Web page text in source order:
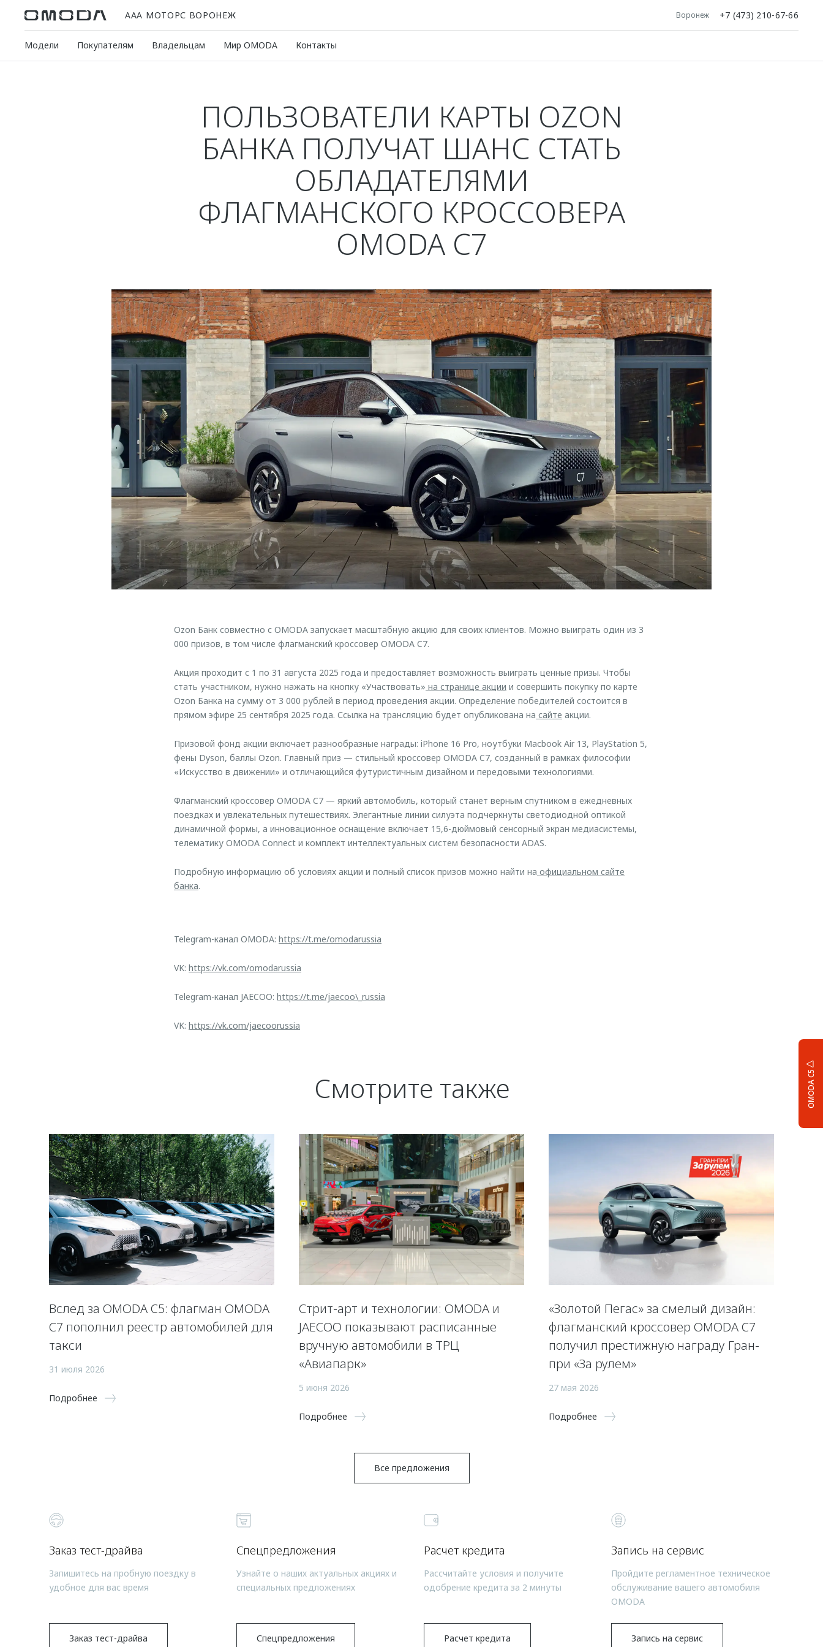
ААА МОТОРС ВОРОНЕЖ Воронеж +7 (473) 210-67-66
Модели Покупателям Владельцам Мир OMODA Контакты
OMODA C5
ПОЛЬЗОВАТЕЛИ КАРТЫ OZON
БАНКА ПОЛУЧАТ ШАНС СТАТЬ
ОБЛАДАТЕЛЯМИ
ФЛАГМАНСКОГО КРОССОВЕРА
OMODA C7
Ozon Банк совместно с OMODA запускает масштабную акцию для своих клиентов. Можно выиграть один из 3
000 призов, в том числе флагманский кроссовер OMODA C7.
Акция проходит с 1 по 31 августа 2025 года и предоставляет возможность выиграть ценные призы. Чтобы
стать участником, нужно нажать на кнопку «Участвовать» на странице акции и совершить покупку по карте
Ozon Банка на сумму от 3 000 рублей в период проведения акции. Определение победителей состоится в
прямом эфире 25 сентября 2025 года. Ссылка на трансляцию будет опубликована на сайте акции.
Призовой фонд акции включает разнообразные награды: iPhone 16 Pro, ноутбуки Macbook Air 13, PlayStation 5,
фены Dyson, баллы Ozon. Главный приз — стильный кроссовер OMODA C7, созданный в рамках философии
«Искусство в движении» и отличающийся футуристичным дизайном и передовыми технологиями.
Флагманский кроссовер OMODA C7 — яркий автомобиль, который станет верным спутником в ежедневных
поездках и увлекательных путешествиях. Элегантные линии силуэта подчеркнуты светодиодной оптикой
динамичной формы, а инновационное оснащение включает 15,6-дюймовый сенсорный экран медиасистемы,
телематику OMODA Connect и комплект интеллектуальных систем безопасности ADAS.
Подробную информацию об условиях акции и полный список призов можно найти на официальном сайте
банка.
Telegram-канал OMODA: https://t.me/omodarussia
VK: https://vk.com/omodarussia
Telegram-канал JAECOO: https://t.me/jaecoo\_russia
VK: https://vk.com/jaecoorussia
Смотрите также
Вслед за OMODA C5: флагман OMODA
C7 пополнил реестр автомобилей для
такси
31 июля 2026
Подробнее
Стрит-арт и технологии: OMODA и
JAECOO показывают расписанные
вручную автомобили в ТРЦ
«Авиапарк»
5 июня 2026
Подробнее
«Золотой Пегас» за смелый дизайн:
флагманский кроссовер OMODA C7
получил престижную награду Гран-
при «За рулем»
27 мая 2026
Подробнее
Все предложения
Заказ тест-драйва
Запишитесь на пробную поездку в
удобное для вас время
Заказ тест-драйва
Спецпредложения
Узнайте о наших актуальных акциях и
специальных предложениях
Спецпредложения
Расчет кредита
Рассчитайте условия и получите
одобрение кредита за 2 минуты
Расчет кредита
Запись на сервис
Пройдите регламентное техническое
обслуживание вашего автомобиля
OMODA
Запись на сервис